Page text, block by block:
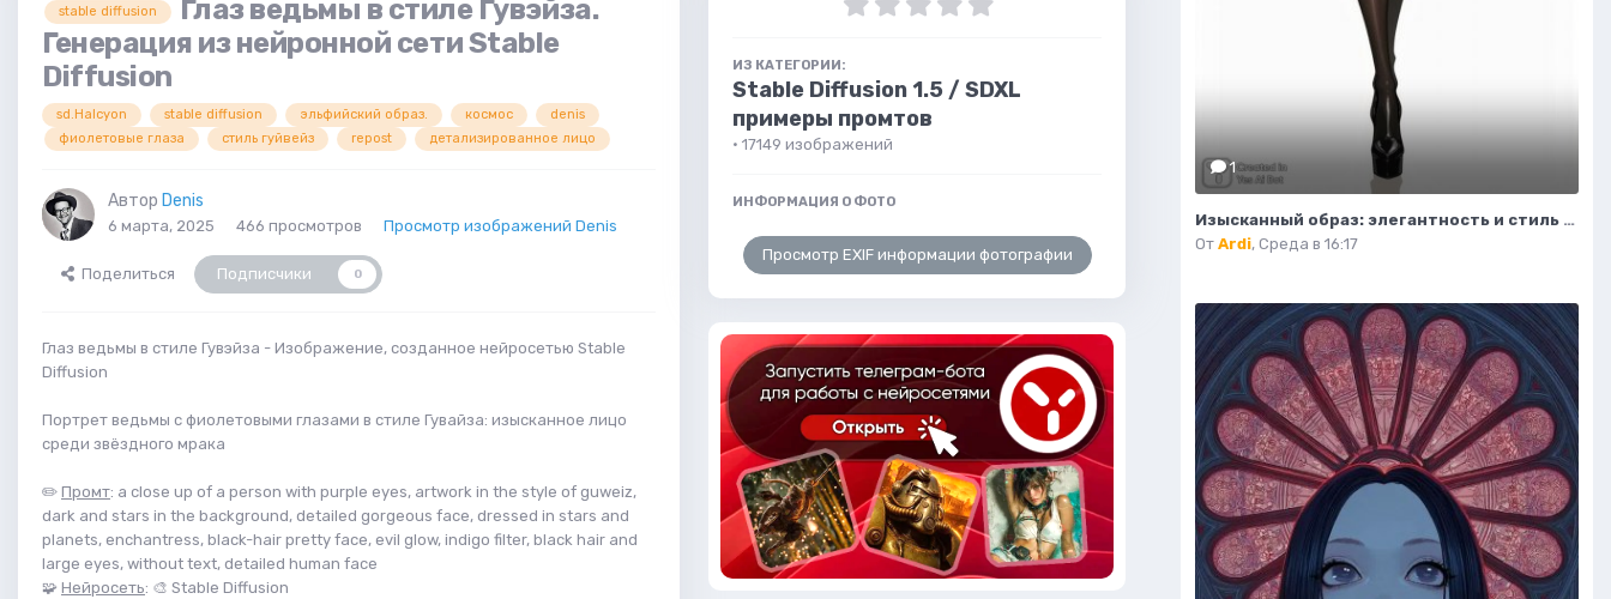
stable diffusion
Глаз ведьмы в стиле Гувэйза.
Генерация из нейронной сети Stable
Diffusion
sd.Halcyon stable diffusion эльфийский образ. космос
denis
фиолетовые глаза
стиль гуйвейз repost детализированное лицо
Автор Denis
6 марта, 2025 466 просмотров Просмотр изображений Denis
Поделиться Подписчики 0
Глаз ведьмы в стиле Гувэйза - Изображение, созданное нейросетью Stable
Diffusion
Портрет ведьмы с фиолетовыми глазами в стиле Гувайза: изысканное лицо
среди звёздного мрака
✏️ Промт: a close up of a person with purple eyes, artwork in the style of guweiz,
dark and stars in the background, detailed gorgeous face, dressed in stars and
planets, enchantress, black-hair pretty face, evil glow, indigo filter, black hair and
large eyes, without text, detailed human face
🧩 Нейросеть: 🎨 Stable Diffusion
ИЗ КАТЕГОРИИ:
Stable Diffusion 1.5 / SDXL
примеры промтов
· 17149 изображений
ИНФОРМАЦИЯ О ФОТО
Просмотр EXIF информации фотографии
1
Изысканный образ: элегантность и стиль в современной иллюстрации моды. Нейросеть Flux.1
От Ardi, Среда в 16:17